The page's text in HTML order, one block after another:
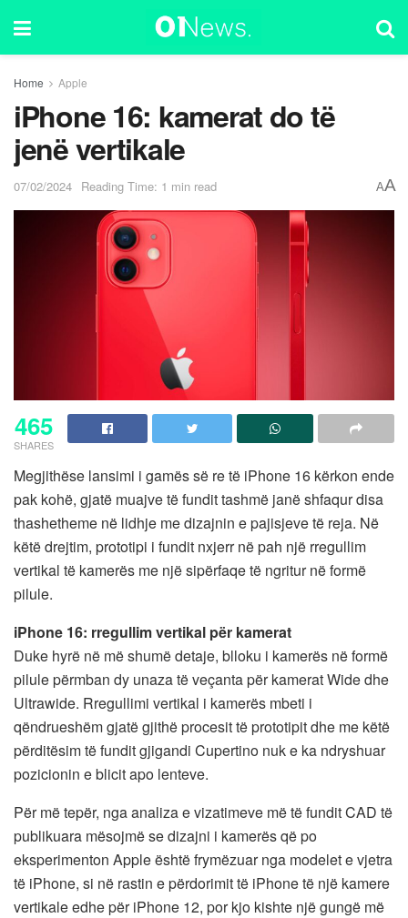
Home Apple
iPhone 16: kamerat do të
jenë vertikale
07/02/2024 Reading Time: 1 min read AA
465
SHARES
Megjithëse lansimi i gamës së re të iPhone 16 kërkon ende
pak kohë, gjatë muajve të fundit tashmë janë shfaqur disa
thashetheme në lidhje me dizajnin e pajisjeve të reja. Në
këtë drejtim, prototipi i fundit nxjerr në pah një rregullim
vertikal të kamerës me një sipërfaqe të ngritur në formë
pilule.
iPhone 16: rregullim vertikal për kamerat
Duke hyrë në më shumë detaje, blloku i kamerës në formë
pilule përmban dy unaza të veçanta për kamerat Wide dhe
Ultrawide. Rregullimi vertikal i kamerës mbeti i
qëndrueshëm gjatë gjithë procesit të prototipit dhe me këtë
përditësim të fundit gjigandi Cupertino nuk e ka ndryshuar
pozicionin e blicit apo lenteve.
Për më tepër, nga analiza e vizatimeve më të fundit CAD të
publikuara mësojmë se dizajni i kamerës që po
eksperimenton Apple është frymëzuar nga modelet e vjetra
të iPhone, si në rastin e përdorimit të iPhone të një kamere
vertikale edhe për iPhone 12, por kjo kishte një gungë më